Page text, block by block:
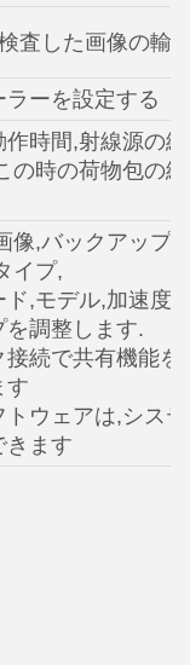
査した画像の輸
ーを設定する
作時間,射線源の
の時の荷物包の
像,バックアップ
イプ,
ド,モデル,加速度
を調整します.
接続で共有機能
す
トウェアは,シス
きます